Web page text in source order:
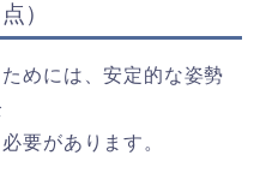
）
めには、安定的な姿勢
要があります。